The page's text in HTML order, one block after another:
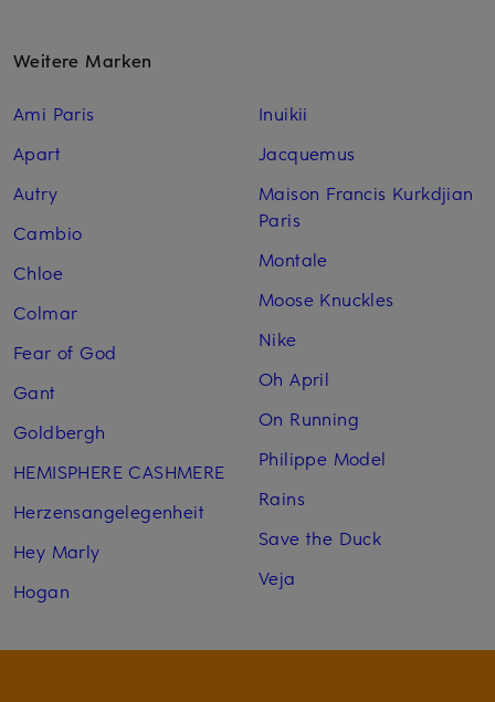
Weitere Marken
Ami Paris
Apart
Autry
Cambio
Chloe
Colmar
Fear of God
Gant
Goldbergh
HEMISPHERE CASHMERE
Herzensangelegenheit
Hey Marly
Hogan
Inuikii
Jacquemus
Maison Francis Kurkdjian
Paris
Montale
Moose Knuckles
Nike
Oh April
On Running
Philippe Model
Rains
Save the Duck
Veja